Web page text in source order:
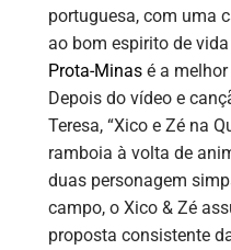
portuguesa, com uma
ao bom espirito de
Prota-Minasé a melhor
Depois do vídeo e
Teresa, “Xico e Zé na
ramboia à volta de
duas personagem
campo, o Xico & Zé
proposta consistente